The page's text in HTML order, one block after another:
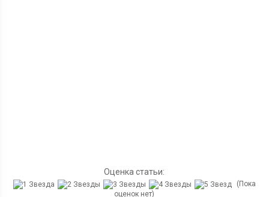
Оценка статьи:
(Пока
оценок нет)